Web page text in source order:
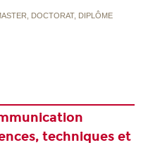
DOCTORAT, DIPLÔME
techniques et